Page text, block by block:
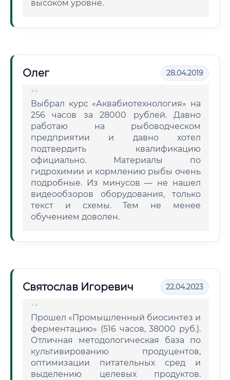
высоком уровне.
Олег 28.04.2019
Выбрал курс «Аквабиотехнология» на
256 часов за 28000 рублей. Давно
работаю на рыбоводческом
предприятии и давно хотел
подтвердить квалификацию
официально. Материалы по
гидрохимии и кормлению рыбы очень
подробные. Из минусов — не нашел
видеообзоров оборудования, только
текст и схемы. Тем не менее
обучением доволен.
Святослав Игоревич 22.04.2023
Прошел «Промышленный биосинтез и
ферментацию» (516 часов, 38000 руб.).
Отличная методологическая база по
культивированию продуцентов,
оптимизации питательных сред и
выделению целевых продуктов.